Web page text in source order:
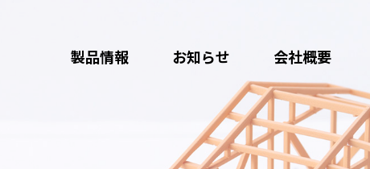
製品情報 お知らせ 会社概要